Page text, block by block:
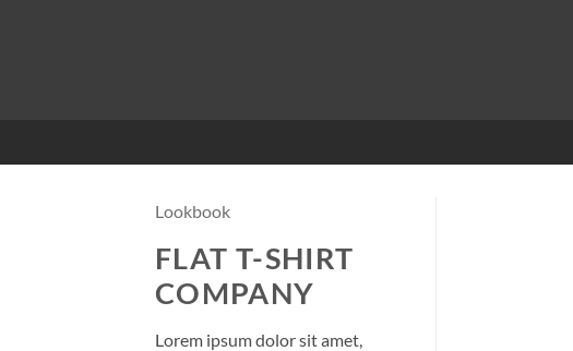
Lookbook
FLAT T-SHIRT
COMPANY
Lorem ipsum dolor sit amet,